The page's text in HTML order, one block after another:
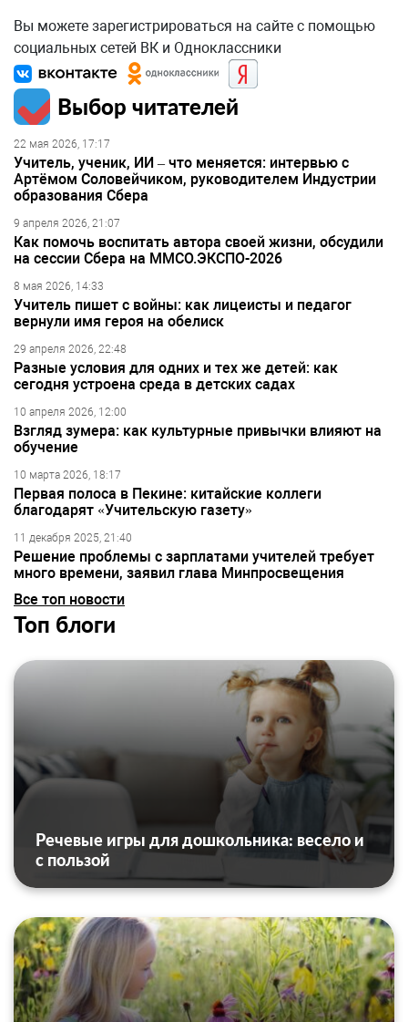
Вы можете зарегистрироваться на сайте с помощью
социальных сетей ВК и Одноклассники
Выбор читателей
22 мая 2026, 17:17
Учитель, ученик, ИИ – что меняется: интервью с
Артёмом Соловейчиком, руководителем Индустрии
образования Сбера
9 апреля 2026, 21:07
Как помочь воспитать автора своей жизни, обсудили
на сессии Сбера на ММСО.ЭКСПО-2026
8 мая 2026, 14:33
Учитель пишет с войны: как лицеисты и педагог
вернули имя героя на обелиск
29 апреля 2026, 22:48
Разные условия для одних и тех же детей: как
сегодня устроена среда в детских садах
10 апреля 2026, 12:00
Взгляд зумера: как культурные привычки влияют на
обучение
10 марта 2026, 18:17
Первая полоса в Пекине: китайские коллеги
благодарят «Учительскую газету»
11 декабря 2025, 21:40
Решение проблемы с зарплатами учителей требует
много времени, заявил глава Минпросвещения
Все топ новости
Топ блоги
Речевые игры для дошкольника: весело и
с пользой